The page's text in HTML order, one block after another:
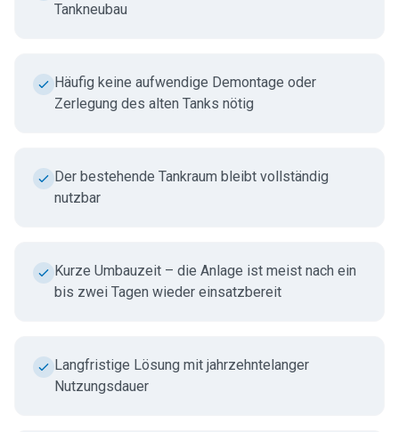
Tankneubau
Häufig keine aufwendige Demontage oder
Zerlegung des alten Tanks nötig
Der bestehende Tankraum bleibt vollständig
nutzbar
Kurze Umbauzeit – die Anlage ist meist nach ein
bis zwei Tagen wieder einsatzbereit
Langfristige Lösung mit jahrzehntelanger
Nutzungsdauer